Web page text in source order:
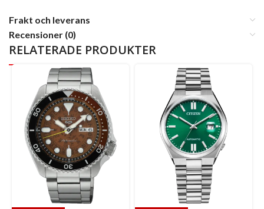
Frakt och leverans
Recensioner (0)
RELATERADE PRODUKTER